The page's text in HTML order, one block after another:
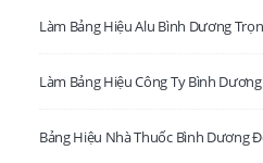
Làm Bảng Hiệu Alu Bình Dương
Làm Bảng Hiệu Công Ty Bình
Bảng Hiệu Nhà Thuốc Bình Dương